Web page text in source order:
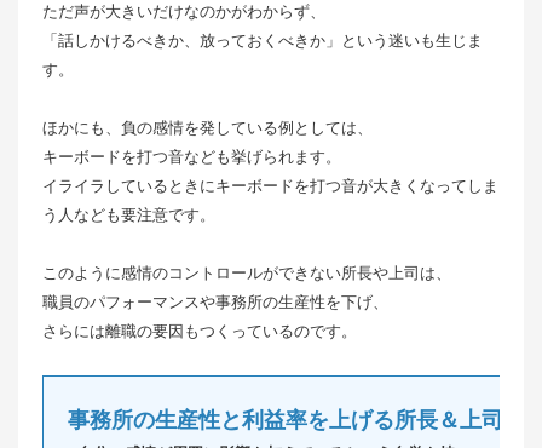
ただ声が大きいだけなのかがわからず、
「話しかけるべきか、放っておくべきか」という迷いも生じま
す。
ほかにも、負の感情を発している例としては、
キーボードを打つ音なども挙げられます。
イライラしているときにキーボードを打つ音が大きくなってしま
う人なども要注意です。
このように感情のコントロールができない所長や上司は、
職員のパフォーマンスや事務所の生産性を下げ、
さらには離職の要因もつくっているのです。
事務所の生産性と利益率を上げる所長＆上司の